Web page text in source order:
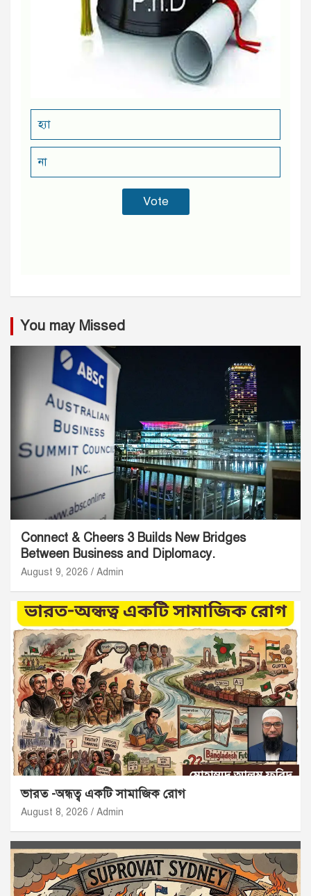
হ্যা
না
You may Missed
Connect & Cheers 3 Builds New Bridges
Between Business and Diplomacy.
August 9, 2026 Admin
ভারত -অন্ধত্ব একটি সামাজিক রোগ
August 8, 2026 Admin